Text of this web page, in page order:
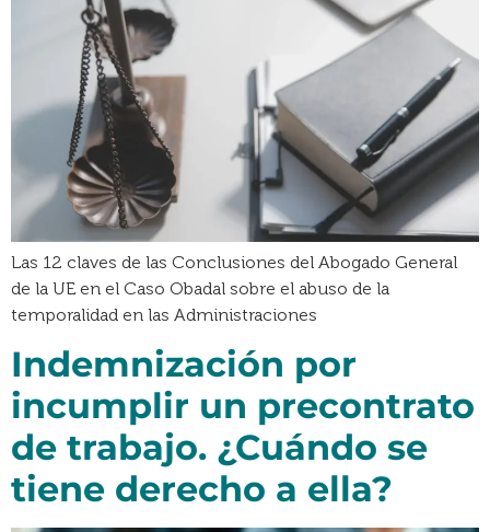
Las 12 claves de las Conclusiones del Abogado General
de la UE en el Caso Obadal sobre el abuso de la
temporalidad en las Administraciones
Indemnización por
incumplir un precontrato
de trabajo. ¿Cuándo se
tiene derecho a ella?